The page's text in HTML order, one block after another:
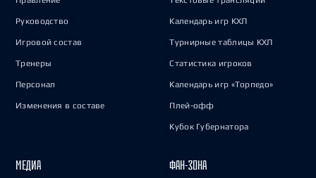
Руководство
Игровой состав
Тренеры
Персонал
Изменения в составе
Календарь игр КХЛ
Турнирные таблицы КХЛ
Статистика игроков
Календарь игр «Торпедо»
Плей-офф
Кубок Губернатора
МЕДИА ФАН-ЗОНА